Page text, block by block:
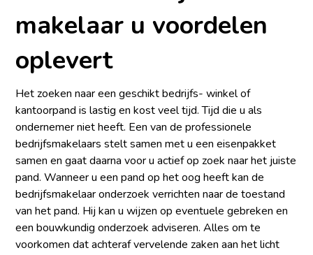
makelaar u voordelen
oplevert
Het zoeken naar een geschikt bedrijfs- winkel of
kantoorpand is lastig en kost veel tijd. Tijd die u als
ondernemer niet heeft. Een van de professionele
bedrijfsmakelaars stelt samen met u een eisenpakket
samen en gaat daarna voor u actief op zoek naar het juiste
pand. Wanneer u een pand op het oog heeft kan de
bedrijfsmakelaar onderzoek verrichten naar de toestand
van het pand. Hij kan u wijzen op eventuele gebreken en
een bouwkundig onderzoek adviseren. Alles om te
voorkomen dat achteraf vervelende zaken aan het licht